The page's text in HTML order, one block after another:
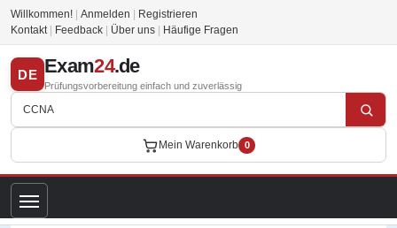
Willkommen! Anmelden
Registrieren
Kontakt
Feedback Über uns Häufige Fragen
DE Exam24.de
Prüfungsvorbereitung einfach und zuverlässig
Mein Warenkorb 0